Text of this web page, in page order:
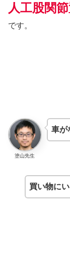
人工股関
です。
塗山先生
車が
買い物に